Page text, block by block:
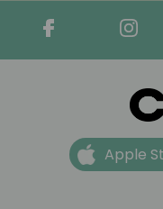
Apple